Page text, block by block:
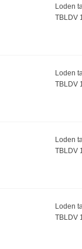
Loden
TBLDV
Loden
TBLDV
Loden
TBLDV
Loden
TBLDV